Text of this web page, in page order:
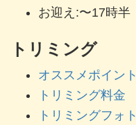
お迎え:〜17時半
トリミング
オススメポイント
トリミング料金
トリミングフォト